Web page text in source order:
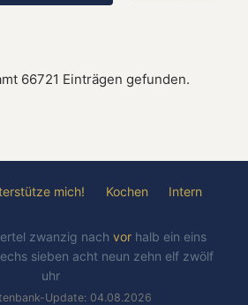
66721 Einträgen gefunden.
mich! Kochen Intern
zwanzig nach vor halb ein eins
sieben acht neun zehn elf zwölf
uhr
Update: 04.08.2026